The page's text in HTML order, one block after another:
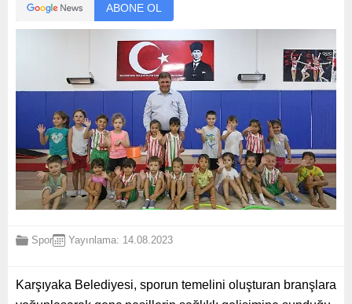
ABONE OL
Spor Yayınlama: 14.08.2023
Karşıyaka Belediyesi, sporun temelini oluşturan branşlara